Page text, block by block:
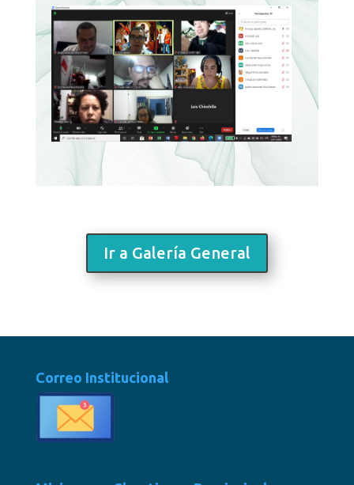
Ir a Galería General
Correo Institucional